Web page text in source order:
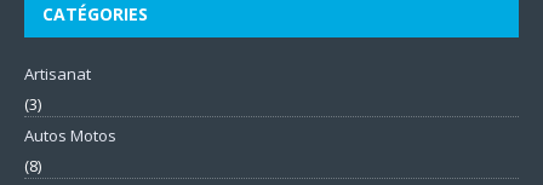
CATÉGORIES
Artisanat
(3)
Autos Motos
(8)